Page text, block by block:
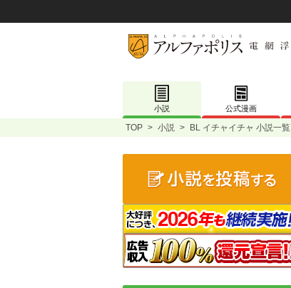
小説 公式漫画
TOP > 小説 > BL イチャイチャ 小説一覧